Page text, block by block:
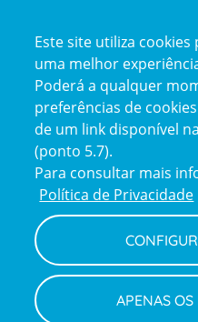
e
elogios
Política de
Declaração
Este site utiliza
uma melhor
Poderá a qualquer
preferências de
de um link disponível
(ponto 5.7).
Para consultar mais
Política de Privacidade
APENAS OS